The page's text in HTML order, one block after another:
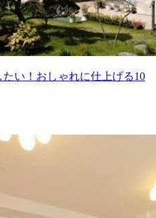
い！おしゃれに仕上げる10